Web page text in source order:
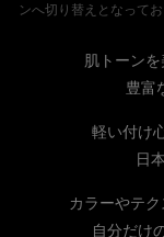
ンへ切り替えとなってお
肌トーン
豊富
軽い付け
日
カラーやテ
自分だけ